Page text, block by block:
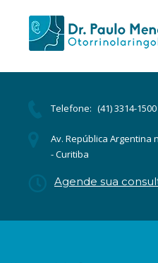
Telefone: (41) 3314-1500
Av. República Argentina
- Curitiba
Agende sua